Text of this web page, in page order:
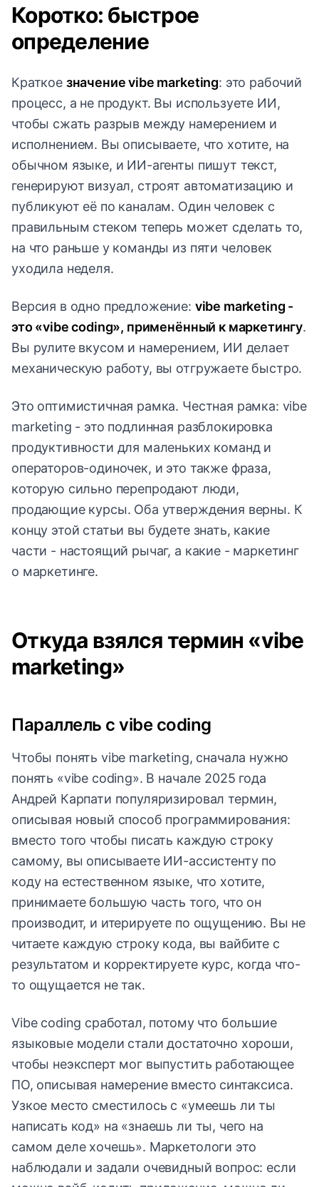
Коротко: быстрое
определение
Краткое значение vibe marketing: это рабочий
процесс, а не продукт. Вы используете ИИ,
чтобы сжать разрыв между намерением и
исполнением. Вы описываете, что хотите, на
обычном языке, и ИИ-агенты пишут текст,
генерируют визуал, строят автоматизацию и
публикуют её по каналам. Один человек с
правильным стеком теперь может сделать то,
на что раньше у команды из пяти человек
уходила неделя.
Версия в одно предложение: vibe marketing -
это «vibe coding», применённый к маркетингу.
Вы рулите вкусом и намерением, ИИ делает
механическую работу, вы отгружаете быстро.
Это оптимистичная рамка. Честная рамка: vibe
marketing - это подлинная разблокировка
продуктивности для маленьких команд и
операторов-одиночек, и это также фраза,
которую сильно перепродают люди,
продающие курсы. Оба утверждения верны. К
концу этой статьи вы будете знать, какие
части - настоящий рычаг, а какие - маркетинг
о маркетинге.
Откуда взялся термин «vibe
marketing»
Параллель с vibe coding
Чтобы понять vibe marketing, сначала нужно
понять «vibe coding». В начале 2025 года
Андрей Карпати популяризировал термин,
описывая новый способ программирования:
вместо того чтобы писать каждую строку
самому, вы описываете ИИ-ассистенту по
коду на естественном языке, что хотите,
принимаете большую часть того, что он
производит, и итерируете по ощущению. Вы не
читаете каждую строку кода, вы вайбите с
результатом и корректируете курс, когда что-
то ощущается не так.
Vibe coding сработал, потому что большие
языковые модели стали достаточно хороши,
чтобы неэксперт мог выпустить работающее
ПО, описывая намерение вместо синтаксиса.
Узкое место сместилось с «умеешь ли ты
написать код» на «знаешь ли ты, чего на
самом деле хочешь». Маркетологи это
наблюдали и задали очевидный вопрос: если